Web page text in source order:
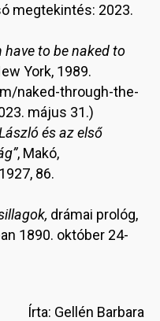
megtekintés: 2023.
have to be naked to
York, 1989.
naked-through-the-
május 31.)
és az első
, Makó,
86.
drámai prológ,
1890. október 24-
Írta: Gellén Barbara